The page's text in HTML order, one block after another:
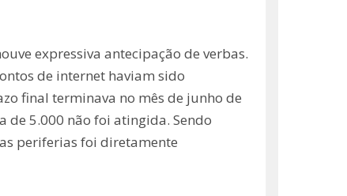
expressiva antecipação de verbas.
de internet haviam sido
final terminava no mês de junho de
de 5.000 não foi atingida. Sendo
periferias foi diretamente